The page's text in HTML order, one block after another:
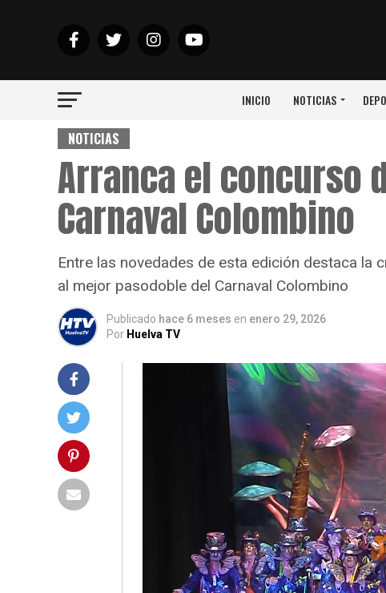
INICIO NOTICIAS
NOTICIAS
Arranca el concurso
Carnaval Colombino
Entre las novedades de esta edición destaca la
al mejor pasodoble del Carnaval Colombino
Publicado hace 6 meses en enero 29, 2026
Por Huelva TV